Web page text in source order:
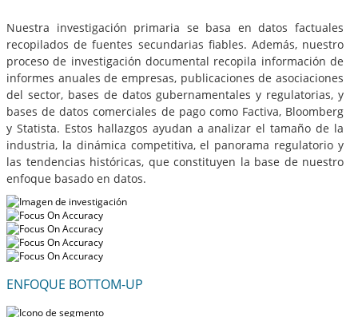
Nuestra investigación primaria se basa en datos factuales
recopilados de fuentes secundarias fiables. Además, nuestro
proceso de investigación documental recopila información de
informes anuales de empresas, publicaciones de asociaciones
del sector, bases de datos gubernamentales y regulatorias, y
bases de datos comerciales de pago como Factiva, Bloomberg
y Statista. Estos hallazgos ayudan a analizar el tamaño de la
industria, la dinámica competitiva, el panorama regulatorio y
las tendencias históricas, que constituyen la base de nuestro
enfoque basado en datos.
ENFOQUE BOTTOM-UP